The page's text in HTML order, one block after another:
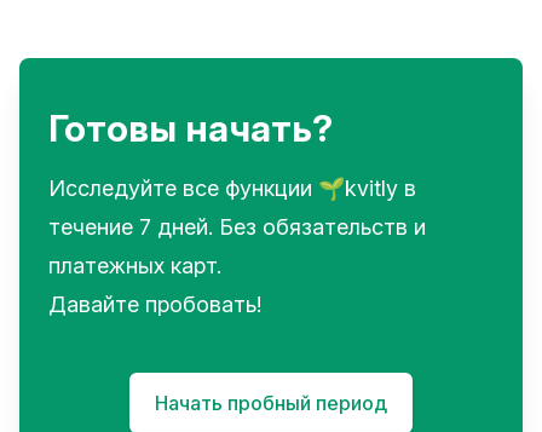
Готовы начать?
Исследуйте все функции 🌱kvitly в
течение 7 дней. Без обязательств и
платежных карт.
Давайте пробовать!
Начать пробный период